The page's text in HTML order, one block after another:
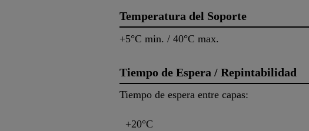
Temperatura del Soporte
+5°C min. / 40°C max.
Tiempo de Espera / Repintabilidad
Tiempo de espera entre capas:
+20°C